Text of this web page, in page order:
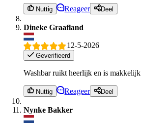
Nuttig Reageer Deel
Dineke Graafland
12-5-2026
Geverifieerd
Washbar ruikt heerlijk en is makkelijk
Nuttig Reageer Deel
Nynke Bakker